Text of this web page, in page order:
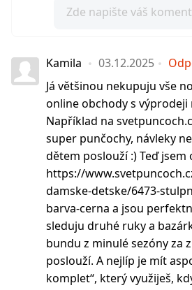
Kamila 03.12.2025
Já většinou nekupuju vše
online obchody s výprodeji
Například na
super punčochy, návleky
dětem poslouží :) Teď
https://
damske-detske/6473-
barva-cerna a jsou
sleduju druhé ruky a
bundu z minulé sezóny za
poslouží. A nejlíp je mít
komplet“, který využiješ,